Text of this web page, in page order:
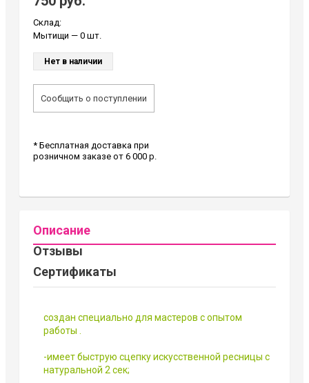
Склад:
Мытищи — 0 шт.
Нет в наличии
Сообщить о поступлении
* Бесплатная доставка при
розничном заказе от 6 000 р.
Описание
Отзывы
Сертификаты
создан специально для мастеров с опытом
работы .
-имеет быструю сцепку искусственной ресницы с
натуральной 2 сек;